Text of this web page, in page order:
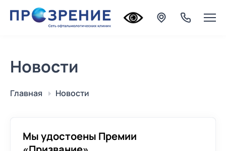
Новости
Главная Новости
Мы удостоены Премии